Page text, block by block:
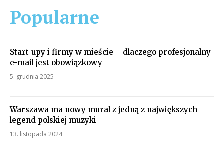
Popularne
Start-upy i firmy w mieście – dlaczego profesjonalny
e-mail jest obowiązkowy
5. grudnia 2025
Warszawa ma nowy mural z jedną z największych
legend polskiej muzyki
13. listopada 2024